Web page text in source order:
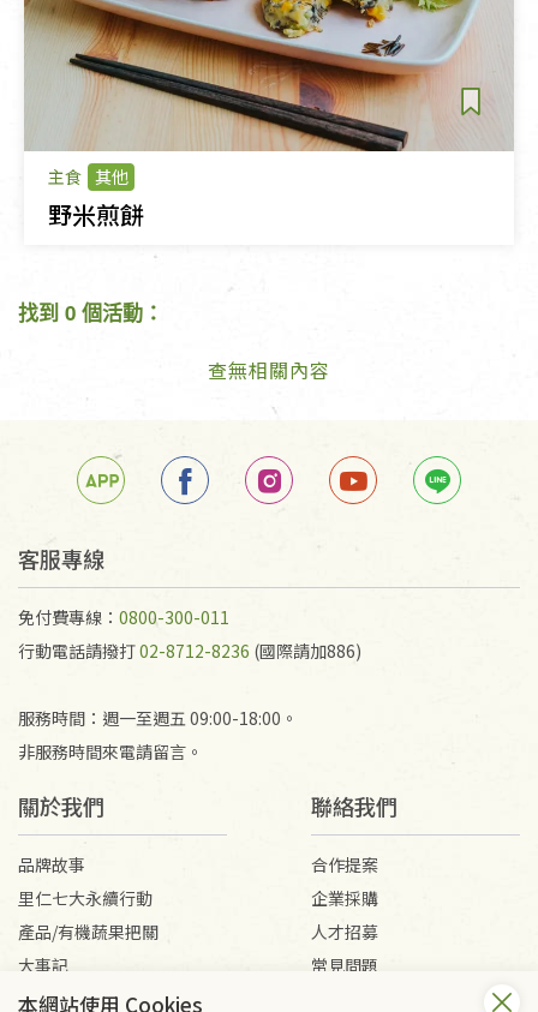
主食 其他
野米煎餅
找到 0 個活動：
查無相關內容
客服專線
免付費專線： 0800-300-011
行動電話請撥打02-8712-8236 (國際請加886)
服務時間：週一至週五 09:00-18:00。
非服務時間來電請留言。
關於我們
品牌故事
里仁七大永續行動
產品/有機蔬果把關
大事記
媒體報導
聯絡我們
合作提案
企業採購
人才招募
常見問題
本網站使用 Cookies